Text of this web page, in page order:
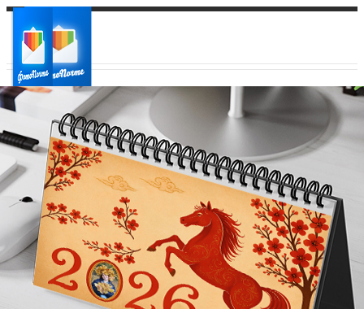
Ваш город:
Ваш регион доставки
Выберите из списка: